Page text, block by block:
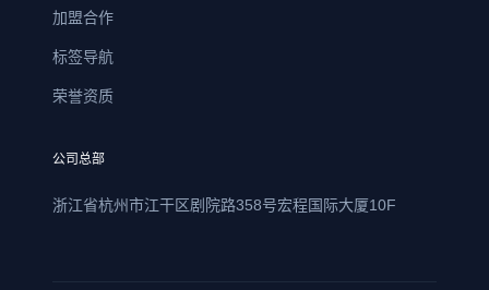
加盟合作
标签导航
荣誉资质
公司总部
浙江省杭州市江干区剧院路358号宏程国际大厦10F